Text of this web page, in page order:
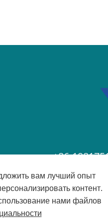
+86-
права © 2024
вам лучший опыт
контент.
нами файлов